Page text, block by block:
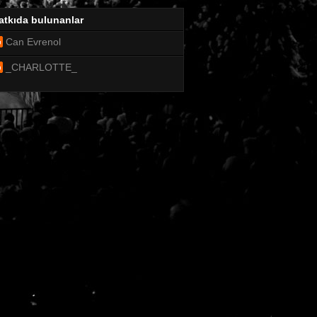
bulunanlar
Can Evrenol
_CHARLOTTE_